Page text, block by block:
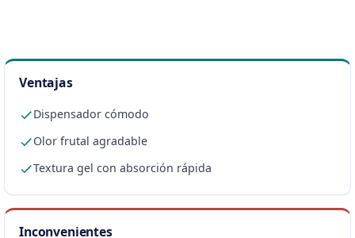
Ventajas
Dispensador cómodo
Olor frutal agradable
Textura gel con absorción rápida
Inconvenientes